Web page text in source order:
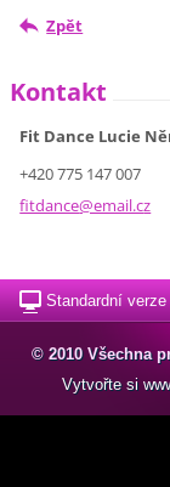
Zpět
Kontakt
Fit Dance Lucie
+420 775 147 007
fitdance@email.cz
Standardní verze
© 2010 Všechna
Vytvořte si